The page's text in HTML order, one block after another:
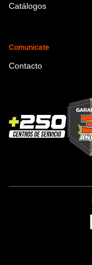
Catálogos
Comunicate
Contacto